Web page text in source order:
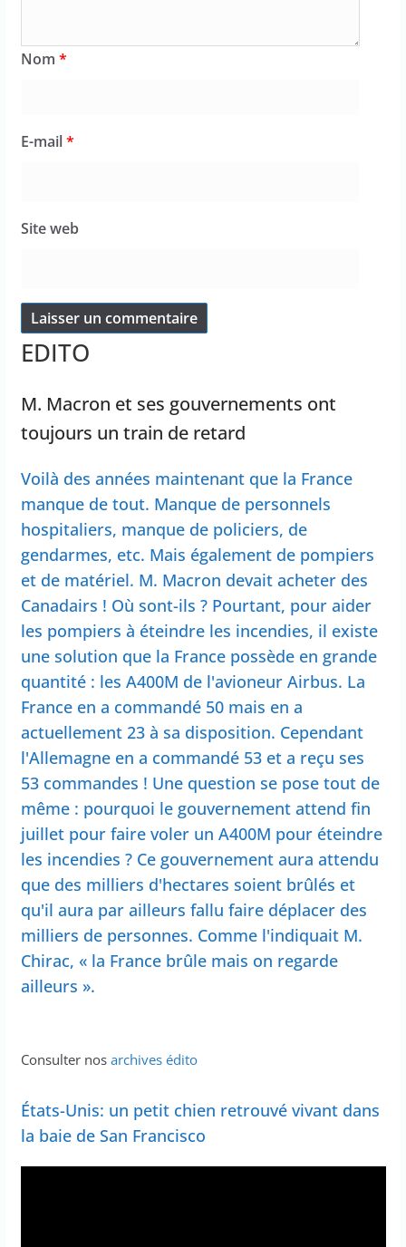
Nom *
E-mail*
Site web
EDITO
M. Macron et ses gouvernements ont
toujours un train de retard
Voilà des années maintenant que la France
manque de tout. Manque de personnels
hospitaliers, manque de policiers, de
gendarmes, etc. Mais également de pompiers
et de matériel. M. Macron devait acheter des
Canadairs ! Où sont-ils ? Pourtant, pour aider
les pompiers à éteindre les incendies, il existe
une solution que la France possède en grande
quantité : les A400M de l'avioneur Airbus. La
France en a commandé 50 mais en a
actuellement 23 à sa disposition. Cependant
l'Allemagne en a commandé 53 et a reçu ses
53 commandes ! Une question se pose tout de
même : pourquoi le gouvernement attend fin
juillet pour faire voler un A400M pour éteindre
les incendies ? Ce gouvernement aura attendu
que des milliers d'hectares soient brûlés et
qu'il aura par ailleurs fallu faire déplacer des
milliers de personnes. Comme l'indiquait M.
Chirac, « la France brûle mais on regarde
ailleurs ».
Consulter nos archives édito
États-Unis: un petit chien retrouvé vivant dans
la baie de San Francisco